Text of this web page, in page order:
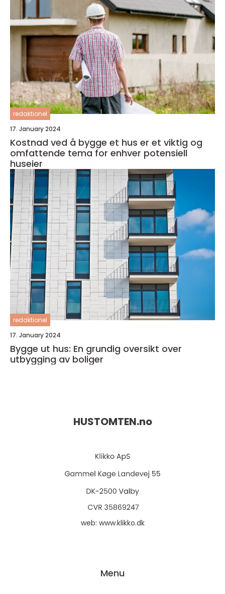
redaktionel
17. January 2024
Kostnad ved å bygge et hus er et viktig og
omfattende tema for enhver potensiell
huseier
redaktionel
17. January 2024
Bygge ut hus: En grundig oversikt over
utbygging av boliger
HUSTOMTEN.no
web: www.klikko.dk
Menu